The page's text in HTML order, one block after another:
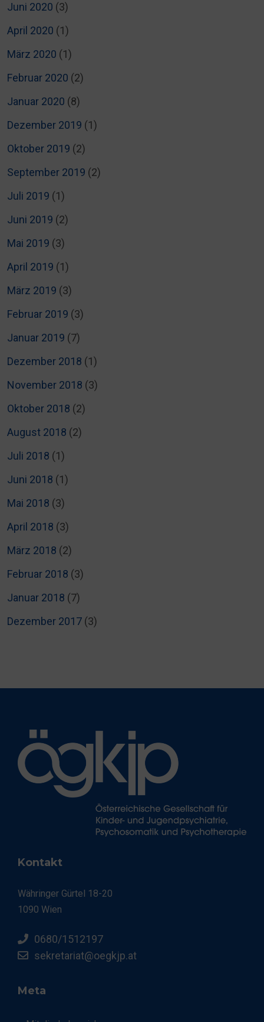
Juni 2020 (3)
April 2020 (1)
März 2020 (1)
Februar 2020 (2)
Januar 2020 (8)
Dezember 2019 (1)
Oktober 2019 (2)
September 2019 (2)
Juli 2019 (1)
Juni 2019 (2)
Mai 2019 (3)
April 2019 (1)
März 2019 (3)
Februar 2019 (3)
Januar 2019 (7)
Dezember 2018 (1)
November 2018 (3)
Oktober 2018 (2)
August 2018 (2)
Juli 2018 (1)
Juni 2018 (1)
Mai 2018 (3)
April 2018 (3)
März 2018 (2)
Februar 2018 (3)
Januar 2018 (7)
Dezember 2017 (3)
Kontakt
Währinger Gürtel 18-20
1090 Wien
0680/1512197
sekretariat@oegkjp.at
Meta